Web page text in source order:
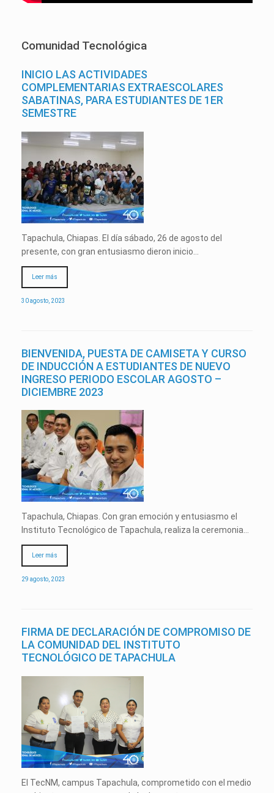
Comunidad Tecnológica
INICIO LAS ACTIVIDADES
COMPLEMENTARIAS EXTRAESCOLARES
SABATINAS, PARA ESTUDIANTES DE 1ER
SEMESTRE
Tapachula, Chiapas. El día sábado, 26 de agosto del
presente, con gran entusiasmo dieron inicio…
Leer más
30 agosto, 2023
BIENVENIDA, PUESTA DE CAMISETA Y CURSO
DE INDUCCIÓN A ESTUDIANTES DE NUEVO
INGRESO PERIODO ESCOLAR AGOSTO –
DICIEMBRE 2023
Tapachula, Chiapas. Con gran emoción y entusiasmo el
Instituto Tecnológico de Tapachula, realiza la ceremonia…
Leer más
29 agosto, 2023
FIRMA DE DECLARACIÓN DE COMPROMISO DE
LA COMUNIDAD DEL INSTITUTO
TECNOLÓGICO DE TAPACHULA
El TecNM, campus Tapachula, comprometido con el medio